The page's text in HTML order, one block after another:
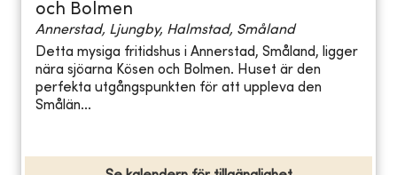
och Bolmen
Annerstad, Ljungby, Halmstad, Småland
Detta mysiga fritidshus i Annerstad, Småland, ligger
nära sjöarna Kösen och Bolmen. Huset är den
perfekta utgångspunkten för att uppleva den
Smålän...